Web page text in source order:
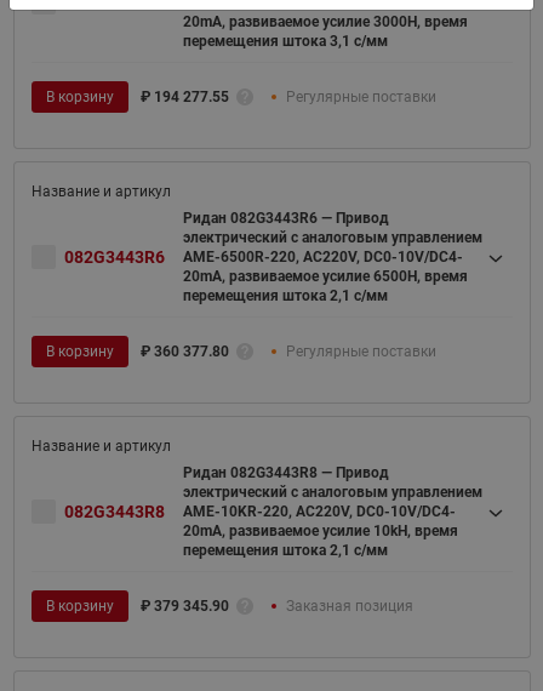
20mA, развиваемое усилие 3000Н, время
перемещения штока 3,1 с/мм
В корзину ₽ 194 277.55 Регулярные поставки
082G3443R6
Ридан 082G3443R6 — Привод
электрический с аналоговым управлением
AME-6500R-220, AC220V, DC0-10V/DC4-
20mA, развиваемое усилие 6500Н, время
перемещения штока 2,1 с/мм
В корзину ₽ 360 377.80 Регулярные поставки
082G3443R8
Ридан 082G3443R8 — Привод
электрический с аналоговым управлением
AME-10KR-220, AC220V, DC0-10V/DC4-
20mA, развиваемое усилие 10kH, время
перемещения штока 2,1 с/мм
В корзину ₽ 379 345.90 Заказная позиция